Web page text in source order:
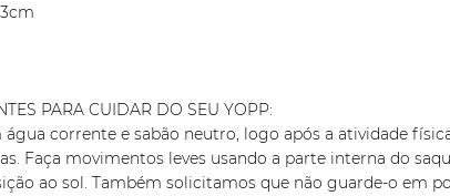
PARA CUIDAR DO SEU YOPP:
água corrente e sabão neutro, logo após a atividade
Faça movimentos leves usando a parte interna do
ao sol. Também solicitamos que não guarde-o em